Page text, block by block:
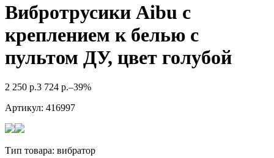
Вибротрусики Aibu с
креплением к белью с
пультом ДУ, цвет голубой
2 250 р.3 724 р.–39%
Артикул: 416997
Тип товара: вибратор